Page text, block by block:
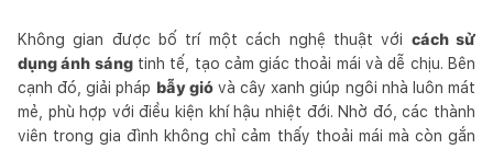
Không gian được bố trí một cách nghệ thuật với cách sử
dụng ánh sángtinh tế, tạo cảm giác thoải mái và dễ chịu. Bên
cạnh đó, giải pháp bẫy gióvà cây xanh giúp ngôi nhà luôn mát
mẻ, phù hợp với điều kiện khí hậu nhiệt đới. Nhờ đó, các thành
viên trong gia đình không chỉ cảm thấy thoải mái mà còn gắn